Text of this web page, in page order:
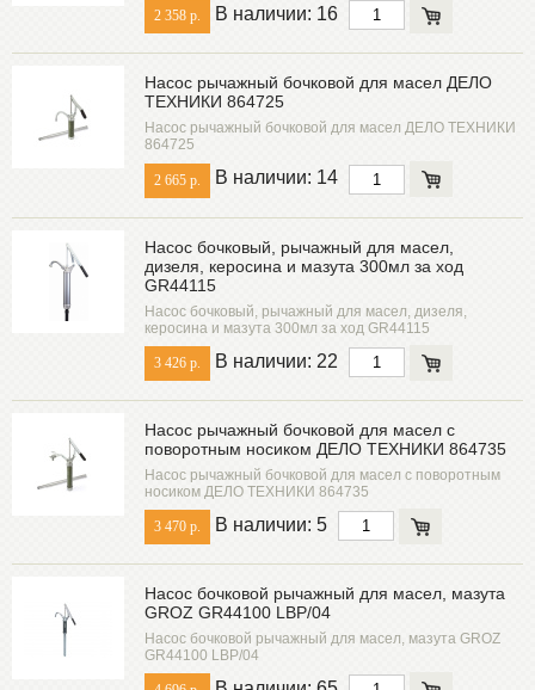
2 358 р. В наличии: 16
Насос рычажный бочковой для масел ДЕЛО
ТЕХНИКИ 864725
Насос рычажный бочковой для масел ДЕЛО ТЕХНИКИ
864725
2 665 р. В наличии: 14
Насос бочковый, рычажный для масел,
дизеля, керосина и мазута 300мл за ход
GR44115
Насос бочковый, рычажный для масел, дизеля,
керосина и мазута 300мл за ход GR44115
3 426 р. В наличии: 22
Насос рычажный бочковой для масел с
поворотным носиком ДЕЛО ТЕХНИКИ 864735
Насос рычажный бочковой для масел с поворотным
носиком ДЕЛО ТЕХНИКИ 864735
3 470 р. В наличии: 5
Насос бочковой рычажный для масел, мазута
GROZ GR44100 LBP/04
Насос бочковой рычажный для масел, мазута GROZ
GR44100 LBP/04